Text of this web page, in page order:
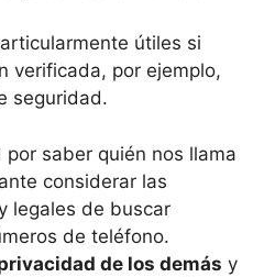
útiles si
verificada, por ejemplo,
seguridad.
saber quién nos llama
considerar las
legales de buscar
de teléfono.
de los demás y